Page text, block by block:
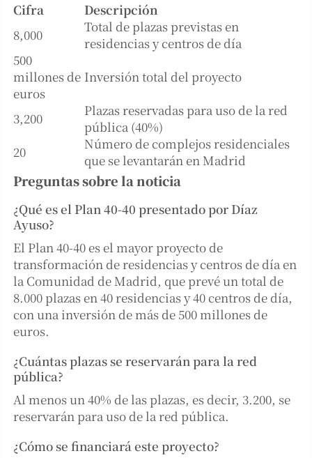
Cifra
Descripción
8,000
Total de plazas previstas en
residencias y centros de día
500
millones de
euros
Inversión total del proyecto
3,200
Plazas reservadas para uso de la red
pública (40%)
20
Número de complejos residenciales
que se levantarán en Madrid
Preguntas sobre la noticia
¿Qué es el Plan 40-40 presentado por Díaz
Ayuso?
El Plan 40-40 es el mayor proyecto de
transformación de residencias y centros de día en
la Comunidad de Madrid, que prevé un total de
8.000 plazas en 40 residencias y 40 centros de día,
con una inversión de más de 500 millones de
euros.
¿Cuántas plazas se reservarán para la red
pública?
Al menos un 40% de las plazas, es decir, 3.200, se
reservarán para uso de la red pública.
¿Cómo se financiará este proyecto?